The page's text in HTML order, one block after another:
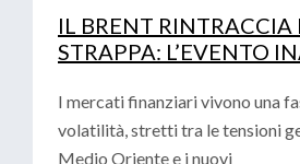
IL BRENT RINTRACCIA
STRAPPA: L’EVENTO
I mercati finanziari vivono una
volatilità, stretti tra le tensioni
Medio Oriente e i nuovi